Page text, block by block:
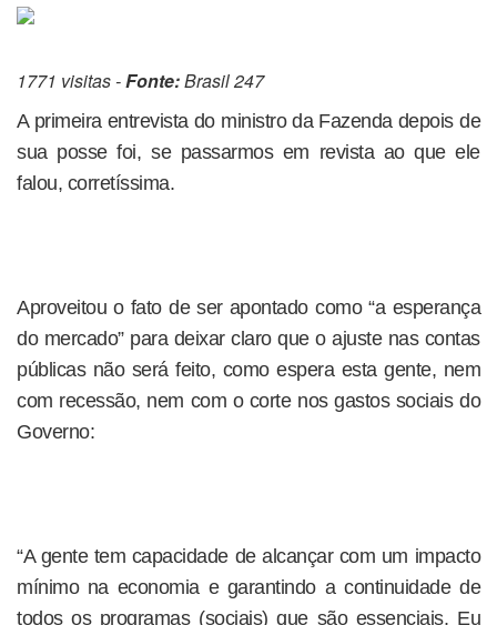
1771 visitas -Fonte:Brasil 247
A primeira entrevista do ministro da Fazenda depois de
sua posse foi, se passarmos em revista ao que ele
falou, corretíssima.
Aproveitou o fato de ser apontado como “a esperança
do mercado” para deixar claro que o ajuste nas contas
públicas não será feito, como espera esta gente, nem
com recessão, nem com o corte nos gastos sociais do
Governo:
“A gente tem capacidade de alcançar com um impacto
mínimo na economia e garantindo a continuidade de
todos os programas (sociais) que são essenciais. Eu